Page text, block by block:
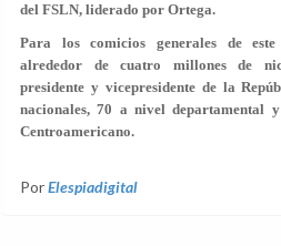
del FSLN, liderado por Ortega.
Para los comicios generales de
alrededor de cuatro millones de
presidente y vicepresidente de la
nacionales, 70 a nivel departamental
Centroamericano.
PorElespiadigital